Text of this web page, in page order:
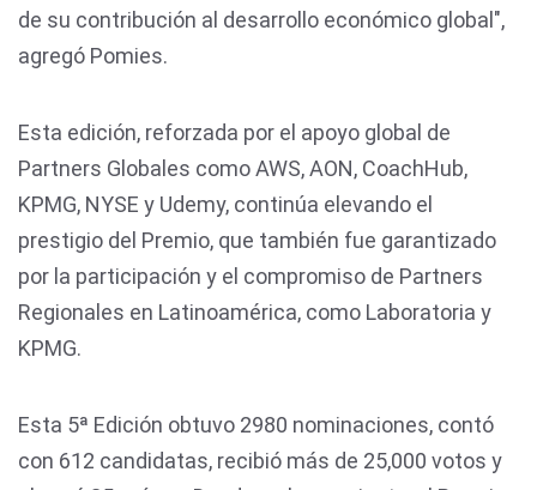
de su contribución al desarrollo económico global",
agregó Pomies.
Esta edición, reforzada por el apoyo global de
Partners Globales como AWS, AON, CoachHub,
KPMG, NYSE y Udemy, continúa elevando el
prestigio del Premio, que también fue garantizado
por la participación y el compromiso de Partners
Regionales en Latinoamérica, como Laboratoria y
KPMG.
Esta 5ª Edición obtuvo 2980 nominaciones, contó
con 612 candidatas, recibió más de 25,000 votos y